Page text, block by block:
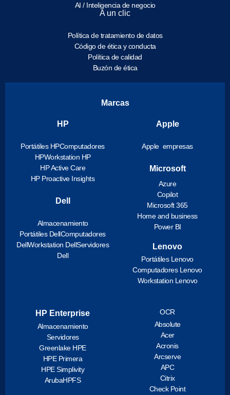
AI / Inteligencia de negocio
A un clic
Política de tratamiento de datos
Código de ética y conducta
Política de calidad
Buzón de ética
Marcas
HP
Portátiles HPComputadores
HPWorkstation HP
HP Active Care
HP Proactive Insights
Dell
Almacenamiento
Portátiles DellComputadores
DellWorkstation DellServidores
Dell
Apple
Apple empresas
Microsoft
Azure
Copilot
Microsoft 365
Home and business
Power BI
Lenovo
Portátiles Lenovo
Computadores Lenovo
Workstation Lenovo
HP Enterprise
Almacenamiento
Servidores
Greenlake HPE
HPE Primera
HPE Simplivity
ArubaHPFS
OCR
Absolute
Acer
Acronis
Arcserve
APC
Citrix
Check Point